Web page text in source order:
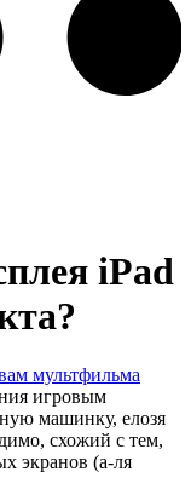
iPad
мультфильма
игровым
машинку, елозя
схожий с тем,
экранов (а-ля